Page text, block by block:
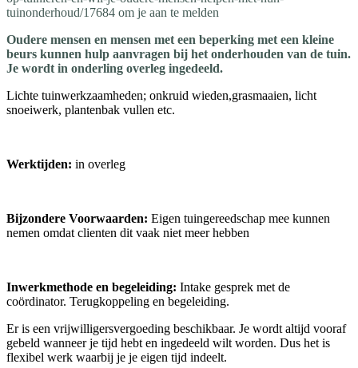
tuinonderhoud/17684 om je aan te melden
Oudere mensen en mensen met een beperking met een kleine
beurs kunnen hulp aanvragen bij het onderhouden van de tuin.
Je wordt in onderling overleg ingedeeld.
Lichte tuinwerkzaamheden; onkruid wieden,grasmaaien, licht
snoeiwerk, plantenbak vullen etc.
Werktijden: in overleg
Bijzondere Voorwaarden: Eigen tuingereedschap mee kunnen
nemen omdat clienten dit vaak niet meer hebben
Inwerkmethode en begeleiding: Intake gesprek met de
coördinator. Terugkoppeling en begeleiding.
Er is een vrijwilligersvergoeding beschikbaar. Je wordt altijd vooraf
gebeld wanneer je tijd hebt en ingedeeld wilt worden. Dus het is
flexibel werk waarbij je je eigen tijd indeelt.